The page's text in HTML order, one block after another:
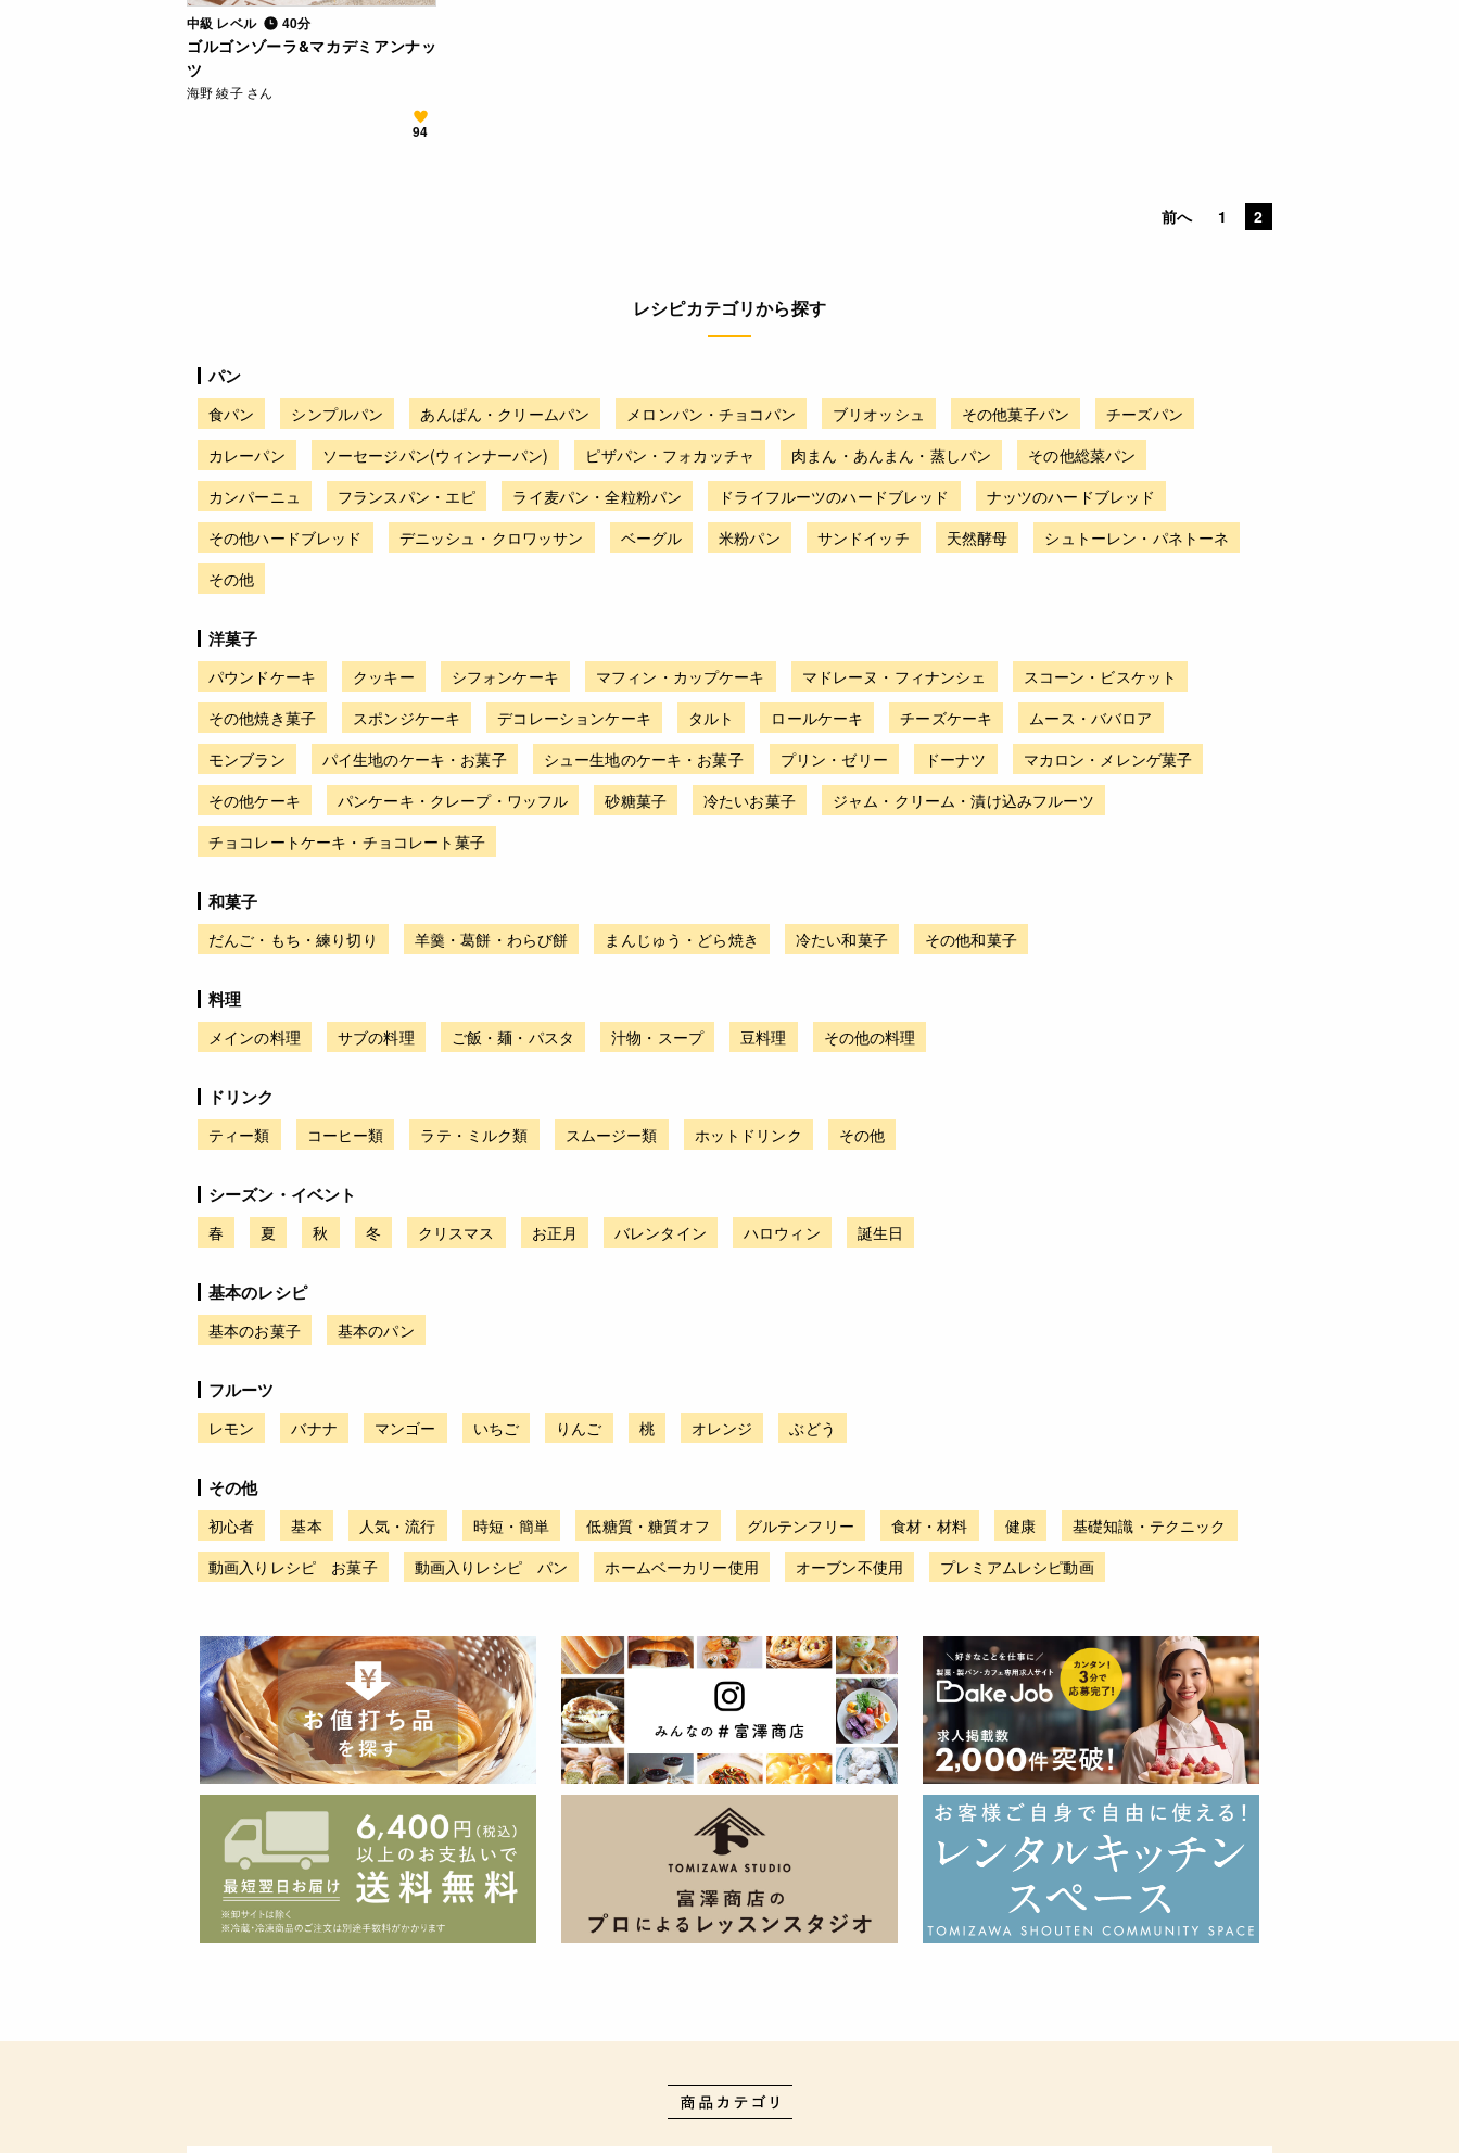
中級 レベル 40分
ゴルゴンゾーラ&マカデミアンナッ
ツ
海野 綾子 さん
94
前へ 1 2
レシピカテゴリから探す
パン
食パン シンプルパン あんぱん・クリームパン メロンパン・チョコパン ブリオッシュ その他菓子パン
チーズパン
カレーパン
ソーセージパン(ウィンナーパン) ピザパン・フォカッチャ 肉まん・あんまん・蒸しパン
その他総菜パン
カンパーニュ
フランスパン・エピ ライ麦パン・全粒粉パン ドライフルーツのハードブレッド
ナッツのハードブレッド
その他ハードブレッド
デニッシュ・クロワッサン ベーグル 米粉パン サンドイッチ 天然酵母
シュトーレン・パネトーネ
その他
洋菓子
パウンドケーキ クッキー シフォンケーキ マフィン・カップケーキ マドレーヌ・フィナンシェ
スコーン・ビスケット
その他焼き菓子
スポンジケーキ デコレーションケーキ タルト ロールケーキ チーズケーキ
ムース・ババロア
モンブラン
パイ生地のケーキ・お菓子 シュー生地のケーキ・お菓子 プリン・ゼリー ドーナツ
マカロン・メレンゲ菓子
その他ケーキ
パンケーキ・クレープ・ワッフル 砂糖菓子 冷たいお菓子
ジャム・クリーム・漬け込みフルーツ
チョコレートケーキ・チョコレート菓子
和菓子
だんご・もち・練り切り 羊羹・葛餅・わらび餅 まんじゅう・どら焼き 冷たい和菓子 その他和菓子
料理
メインの料理 サブの料理 ご飯・麺・パスタ 汁物・スープ 豆料理 その他の料理
ドリンク
ティー類 コーヒー類 ラテ・ミルク類 スムージー類 ホットドリンク その他
シーズン・イベント
春 夏 秋 冬 クリスマス お正月 バレンタイン ハロウィン 誕生日
基本のレシピ
基本のお菓子 基本のパン
フルーツ
レモン バナナ マンゴー いちご りんご 桃 オレンジ ぶどう
その他
初心者 基本 人気・流行 時短・簡単 低糖質・糖質オフ グルテンフリー 食材・材料 健康
基礎知識・テクニック
動画入りレシピ お菓子
動画入りレシピ パン ホームベーカリー使用 オーブン不使用 プレミアムレシピ動画